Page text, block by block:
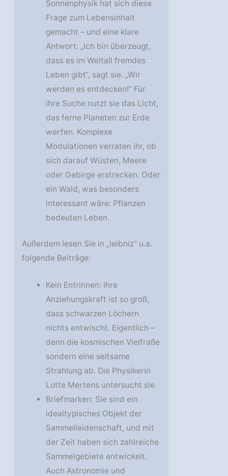
Sonnenphysik hat sich diese
Frage zum Lebensinhalt
gemacht – und eine klare
Antwort: „Ich bin überzeugt,
dass es im Weltall fremdes
Leben gibt“, sagt sie. „Wir
werden es entdecken!“ Für
ihre Suche nutzt sie das Licht,
das ferne Planeten zur Erde
werfen. Komplexe
Modulationen verraten ihr, ob
sich darauf Wüsten, Meere
oder Gebirge erstrecken. Oder
ein Wald, was besonders
interessant wäre: Pflanzen
bedeuten Leben.
Außerdem lesen Sie in „leibniz“ u.a.
folgende Beiträge:
Kein Entrinnen: Ihre
Anziehungskraft ist so groß,
dass schwarzen Löchern
nichts entwischt. Eigentlich –
denn die kosmischen Vielfraße
sondern eine seltsame
Strahlung ab. Die Physikerin
Lotte Mertens untersucht sie.
Briefmarken: Sie sind ein
idealtypisches Objekt der
Sammelleidenschaft, und mit
der Zeit haben sich zahlreiche
Sammelgebiete entwickelt.
Auch Astronomie und